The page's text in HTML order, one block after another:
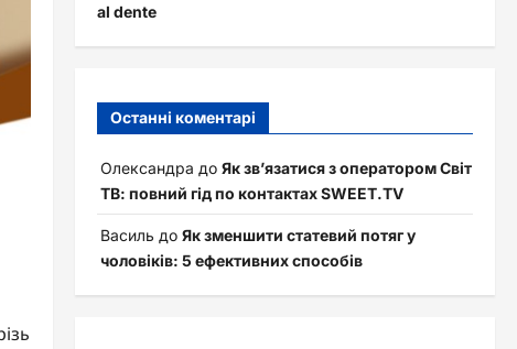
al dente
Останні коментарі
Олександра до Як зв’язатися з оператором Світ
ТВ: повний гід по контактах SWEET.TV
Василь до Як зменшити статевий потяг у
чоловіків: 5 ефективних способів